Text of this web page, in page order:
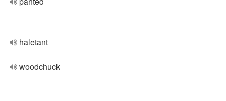
haletant
woodchuck